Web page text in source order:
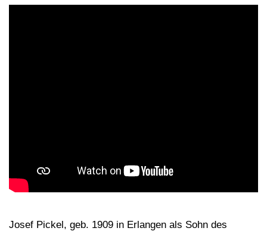
Josef Pickel, geb. 1909 in Erlangen als Sohn des